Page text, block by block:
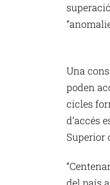
Una
poden
cicles
d’accés
Superior
del país